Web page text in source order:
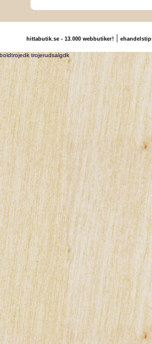
hittabutik.se - 13.000 webbutiker!|
& fodboldtrojedk trojerudsalgdk